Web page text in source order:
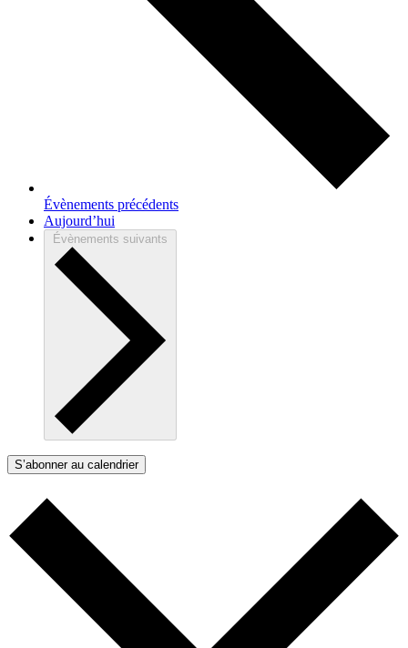
Évènements précédents
Aujourd’hui
Évènements suivants
S’abonner au calendrier